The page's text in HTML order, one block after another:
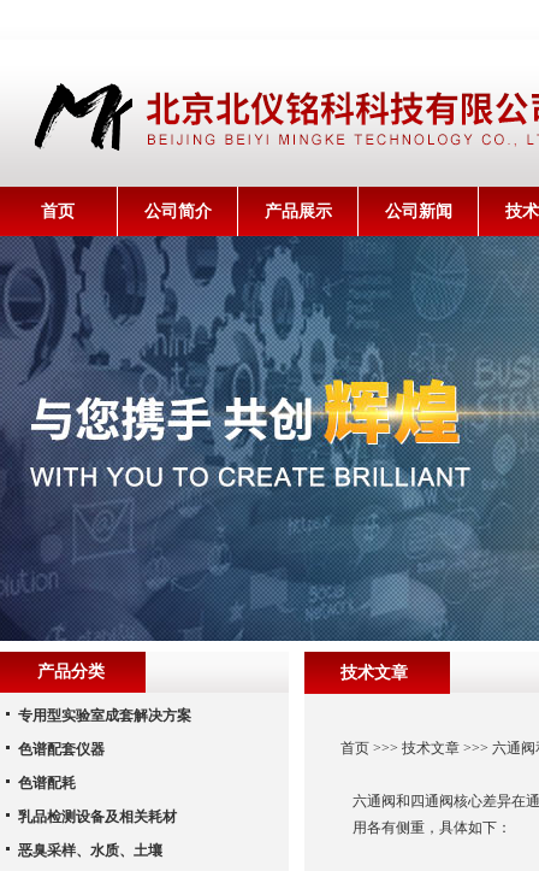
首页 公司简介 产品展示 公司新闻 技
技术文章
首页>>> 技术文章>>> 六通阀
六通阀和四通阀核心差异在
用各有侧重，具体如下：
产品分类
专用型实验室成套解决方案
色谱配套仪器
色谱配耗
乳品检测设备及相关耗材
恶臭采样、水质、土壤